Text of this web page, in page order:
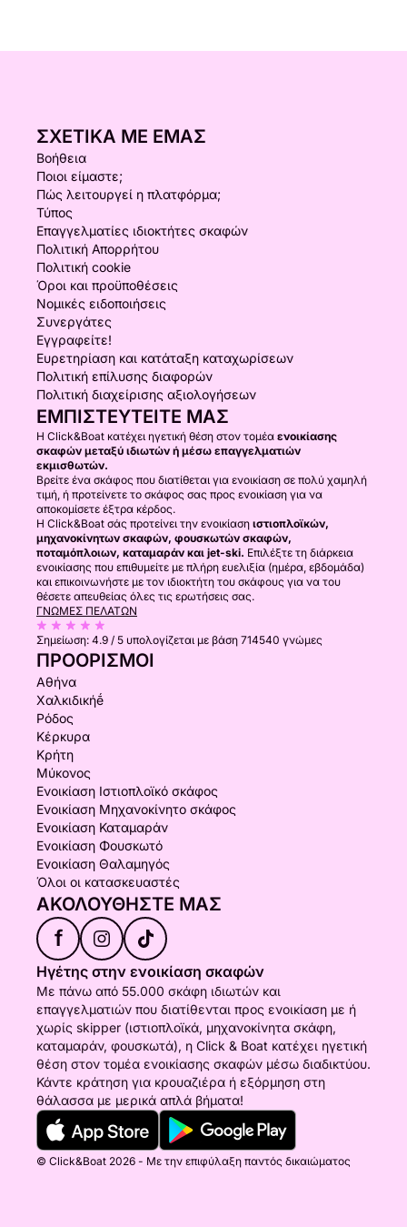
ΣΧΕΤΙΚΆ ΜΕ ΕΜΆΣ
Βοήθεια
Ποιοι είμαστε;
Πώς λειτουργεί η πλατφόρμα;
Τύπος
Επαγγελματίες ιδιοκτήτες σκαφών
Πολιτική Απορρήτου
Πολιτική cookie
Όροι και προϋποθέσεις
Νομικές ειδοποιήσεις
Συνεργάτες
Εγγραφείτε!
Ευρετηρίαση και κατάταξη καταχωρίσεων
Πολιτική επίλυσης διαφορών
Πολιτική διαχείρισης αξιολογήσεων
ΕΜΠΙΣΤΕΥΤΕΊΤΕ ΜΑΣ
Η Click&Boat κατέχει ηγετική θέση στον τομέα ενοικίασης
σκαφών μεταξύ ιδιωτών ή μέσω επαγγελματιών
εκμισθωτών.
Βρείτε ένα σκάφος που διατίθεται για ενοικίαση σε πολύ χαμηλή
τιμή, ή προτείνετε το σκάφος σας προς ενοικίαση για να
αποκομίσετε έξτρα κέρδος.
Η Click&Boat σάς προτείνει την ενοικίαση ιστιοπλοϊκών,
μηχανοκίνητων σκαφών, φουσκωτών σκαφών,
ποταμόπλοιων, καταμαράν και jet-ski. Επιλέξτε τη διάρκεια
ενοικίασης που επιθυμείτε με πλήρη ευελιξία (ημέρα, εβδομάδα)
και επικοινωνήστε με τον ιδιοκτήτη του σκάφους για να του
θέσετε απευθείας όλες τις ερωτήσεις σας.
ΓΝΏΜΕΣ ΠΕΛΑΤΏΝ
Σημείωση: 4.9 / 5 υπολογίζεται με βάση 714540 γνώμες
ΠΡΟΟΡΙΣΜΟΊ
Αθήνα
Χαλκιδικήḗ
Ρόδος
Κέρκυρα
Κρήτη
Μύκονος
Ενοικίαση Ιστιοπλοϊκό σκάφος
Ενοικίαση Μηχανοκίνητο σκάφος
Ενοικίαση Καταμαράν
Ενοικίαση Φουσκωτό
Ενοικίαση Θαλαμηγός
Όλοι οι κατασκευαστές
ΑΚΟΛΟΥΘΉΣΤΕ ΜΑΣ
f
Ηγέτης στην ενοικίαση σκαφών
Με πάνω από 55.000 σκάφη ιδιωτών και
επαγγελματιών που διατίθενται προς ενοικίαση με ή
χωρίς skipper (ιστιοπλοϊκά, μηχανοκίνητα σκάφη,
καταμαράν, φουσκωτά), η Click & Boat κατέχει ηγετική
θέση στον τομέα ενοικίασης σκαφών μέσω διαδικτύου.
Κάντε κράτηση για κρουαζιέρα ή εξόρμηση στη
θάλασσα με μερικά απλά βήματα!
© Click&Boat 2026 - Με την επιφύλαξη παντός δικαιώματος